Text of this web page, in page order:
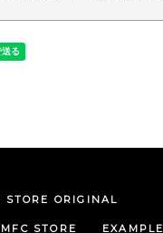
STORE ORIGINAL
STORE EXAMPLE